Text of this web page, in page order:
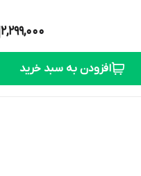
2,299,000
افزودن به سبد خرید